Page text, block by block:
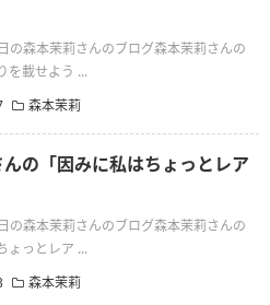
の森本茉莉さんのブログ森本茉莉さんの
を載せよう ...
森本茉莉
の「因みに私はちょっとレア
の森本茉莉さんのブログ森本茉莉さんの
ょっとレア ...
森本茉莉